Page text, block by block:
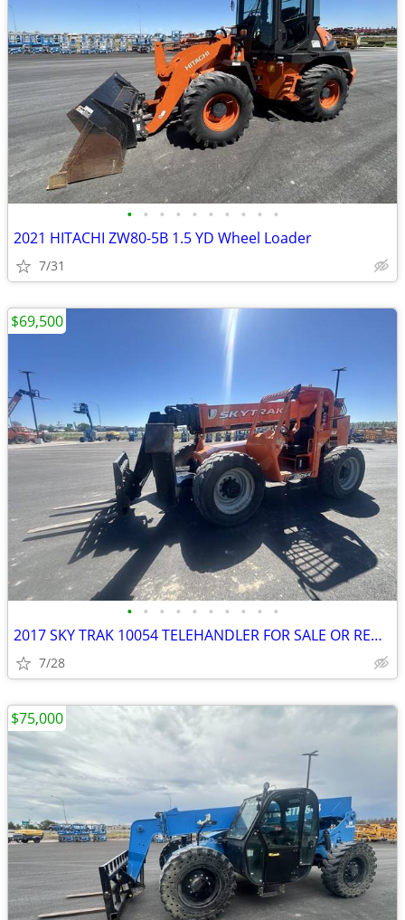
• • • • • • • • • •
2021 HITACHI ZW80-5B 1.5 YD Wheel Loader
7/31
• • • • • • • • • •
2017 SKY TRAK 10054 TELEHANDLER FOR SALE OR RENT!
7/28
$69,500
$75,000